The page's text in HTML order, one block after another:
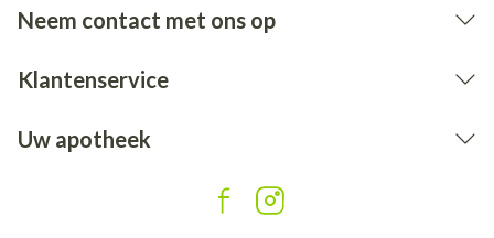
Neem contact met ons op
Klantenservice
Uw apotheek